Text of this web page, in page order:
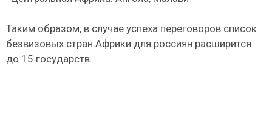
Таким образом, в случае успеха переговоров список
безвизовых стран Африки для россиян расширится
до 15 государств.